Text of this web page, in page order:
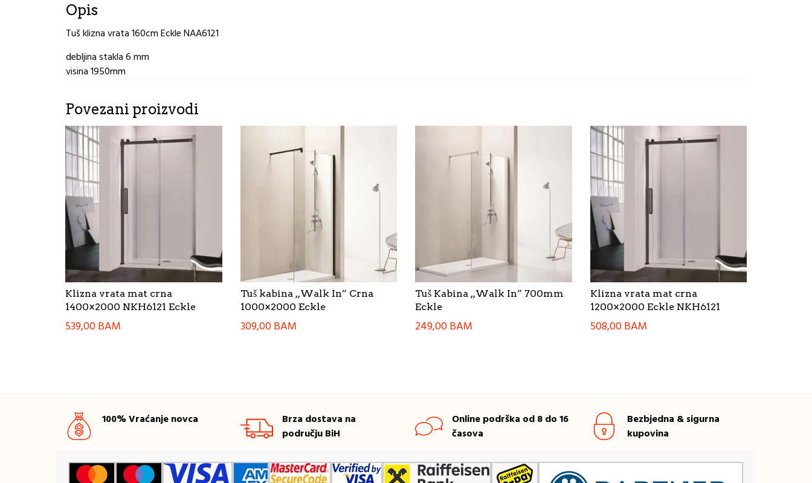
Opis
Tuš klizna vrata 160cm Eckle NAA6121
debljina stakla 6 mm
visina 1950mm
Povezani proizvodi
Klizna vrata mat crna
1400×2000 NKH6121 Eckle
539,00BAM
Tuš kabina ,,Walk In” Crna
1000×2000 Eckle
309,00BAM
Tuš Kabina ,,Walk In” 700mm
Eckle
249,00BAM
Klizna vrata mat crna
1200×2000 Eckle NKH6121
508,00BAM
100% Vraćanje novca
Brza dostava na
području BiH
Online podrška od 8 do 16
časova
Bezbjedna & sigurna
kupovina